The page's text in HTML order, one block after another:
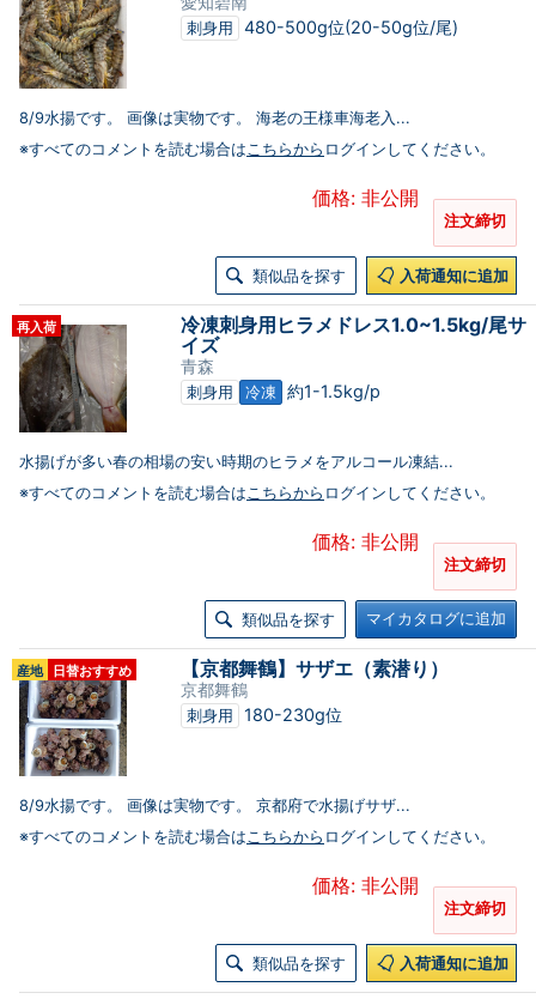
刺身用 480-500g位(20-50g位/尾)
8/9水揚です。 画像は実物です。 海老の王様車海老入...
※すべてのコメントを読む場合はこちらから ログインしてください。
価格: 非公開
注文締切
類似品を探す 入荷通知に追加
再入荷
冷凍刺身用ヒラメドレス1.0~1.5kg/尾サ
イズ
青森
刺身用 冷凍 約1-1.5kg/p
水揚げが多い春の相場の安い時期のヒラメをアルコール凍結...
※すべてのコメントを読む場合はこちらから ログインしてください。
価格: 非公開
注文締切
類似品を探す マイカタログに追加
産地 日替おすすめ 【京都舞鶴】サザエ（素潜り）
京都舞鶴
刺身用 180-230g位
8/9水揚です。 画像は実物です。 京都府で水揚げサザ...
※すべてのコメントを読む場合はこちらから ログインしてください。
価格: 非公開
注文締切
類似品を探す 入荷通知に追加